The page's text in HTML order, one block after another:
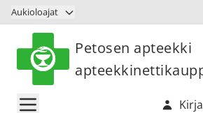
Siirry sisältöön
Aukioloajat
Petosen apteekki